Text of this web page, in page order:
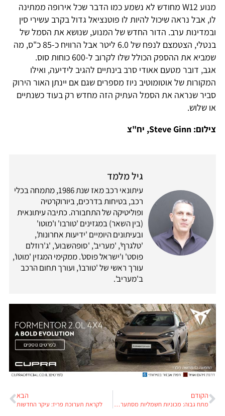
מנוע W12 מחודש לא נשמע כמו הדבר שכל אירופה ממתינה
לו, אבל נראה שיכול להיות לו פוטנציאל גדול בקרב עשירי סין
ובמדינות ערב. הדור החדש של המנוע, שנושא את הסמל של
בנטלי, הצטמצם לנפח של 6.0 ליטר אבל הרוויח כ-85 כ"ס, מה
שמביא את ההספק הכולל שלו לקרוב ל-600 כוחות סוס.
אגב, דובר מטעם אאודי סרב בינתיים להגיב לידיעה, ואילו
המקורות של אוטומוטיב ניוז מספרים שגם אם יינתן האור הירוק
סביר שנראה את הסמל העתיק הזה מחדש רק בעוד כשנתיים
או שלוש.
צילום: Steve Ginn, יח"צ
גיל מלמד
עיתונאי רכב מאז שנת 1986, מתמחה בכלי
רכב, בטיחות בדרכים, ביורוקרטיה
ופוליטיקה של התחבורה. כתיבה עיתונאית
(בין השאר) במגזינים 'טורבו' ו'מוטו'
ובעיתונים היומיים 'ידיעות אחרונות',
'טלגרף', 'מעריב', 'סופהשבוע', 'ג'רוזלם
פוסט' ו'ישראל פוסט'. ממקימי המגזין 'מוטו',
עורך ראשי של 'טורבו', ועורך תחום הרכב
ב'מעריב'.
הקודם
מתח גבוה: מכוניות חשמליות מסתערות על השוק
הבא
לקראת תערוכת פריז: עיקר החדשות